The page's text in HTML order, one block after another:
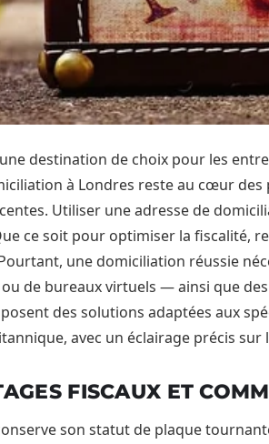
destination de choix pour les
à Londres reste au cœur
Utiliser une adresse de
ce soit pour optimiser la fiscalité,
une domiciliation réussie
de bureaux virtuels — ainsi que
des solutions adaptées aux
avec un éclairage précis
FISCAUX ET
son statut de plaque